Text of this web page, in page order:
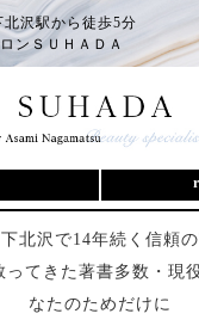
沢駅から徒歩5分
ンＳＵＨＡＤＡ
【SUHADA】
北沢で14年続く信頼の
ってきた著書多数・現
なたのためだけに